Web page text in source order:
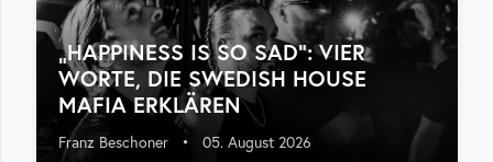
„HAPPINESS IS SO SAD“: VIER
WORTE, DIE SWEDISH HOUSE
MAFIA ERKLÄREN
Franz Beschoner • 05. August 2026